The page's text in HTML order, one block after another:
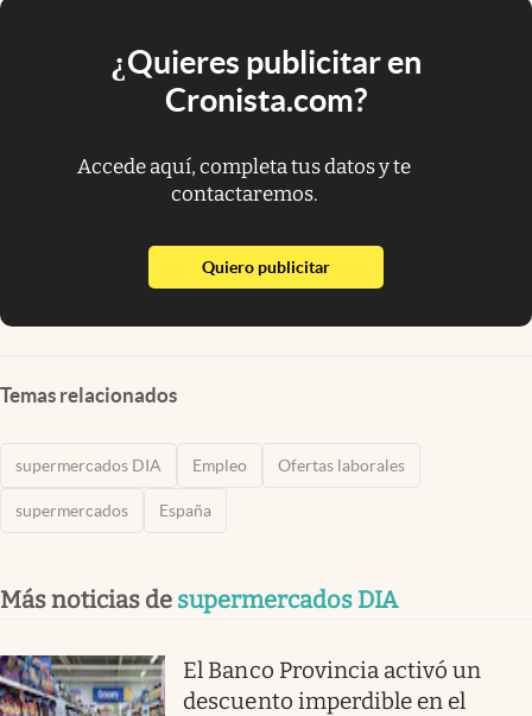
¿Quieres publicitar en
Cronista.com?
Accede aquí, completa tus datos y te
contactaremos.
Quiero publicitarabre en nueva pestaña
Temas relacionados
supermercados DIA Empleo Ofertas laborales
supermercados España
Más noticias de supermercados DIA
El Banco Provincia activó un
descuento imperdible en el